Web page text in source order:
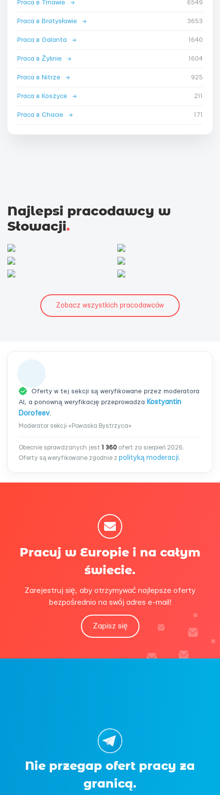
Praca в Trnawie → 6549
Praca в Bratysławie → 3653
Praca в Galanta → 1640
Praca в Żylinie → 1604
Praca в Nitrze → 925
Praca в Koszyce → 211
Praca в Chacie → 171
Najlepsi pracodawcy w
Słowacji.
Zobacz wszystkich pracodawców
Oferty w tej sekcji są weryfikowane przez moderatora
AI, a ponowną weryfikację przeprowadza Kostyantin
Dorofeev.
Moderator sekcji «Powaska Bystrzyca»
Obecnie sprawdzanych jest 1 360 ofert za sierpień 2026.
Oferty są weryfikowane zgodnie z polityką moderacji.
Pracuj w Europie i na całym
świecie.
Zarejestruj się, aby otrzymywać najlepsze oferty
bezpośrednio na swój adres e-mail!
Zapisz się
Nie przegap ofert pracy za
granicą.